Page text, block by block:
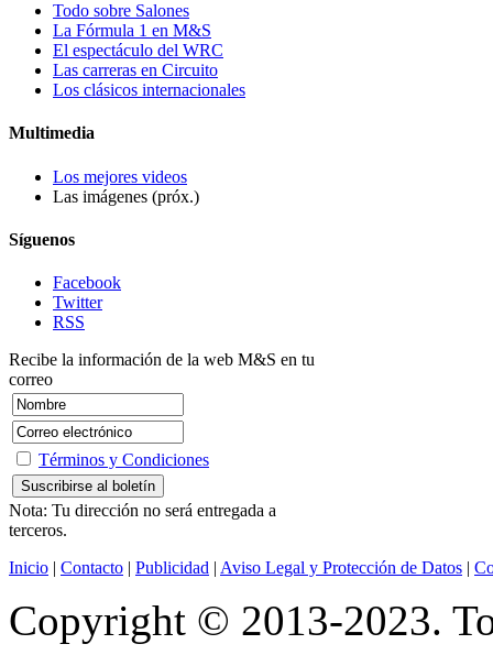
Todo sobre Salones
La Fórmula 1 en M&S
El espectáculo del WRC
Las carreras en Circuito
Los clásicos internacionales
Multimedia
Los mejores videos
Las imágenes (próx.)
Síguenos
Facebook
Twitter
RSS
Recibe la información de la web M&S en tu
correo
Términos y Condiciones
Nota: Tu dirección no será entregada a
terceros.
Inicio | Contacto | Publicidad | Aviso Legal y Protección de Datos |
Copyright © 2013-2023.